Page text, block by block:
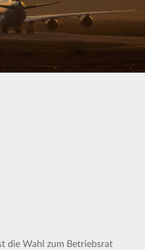
die Wahl zum Betriebsrat